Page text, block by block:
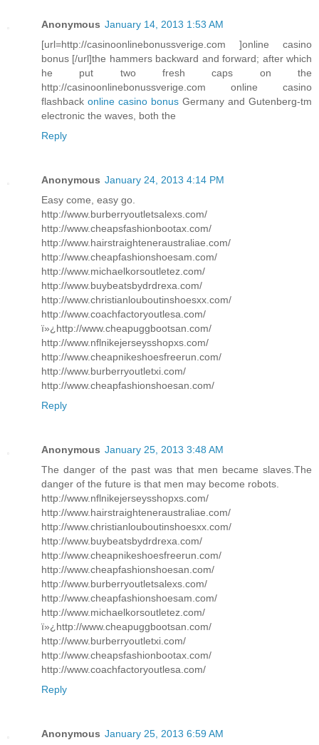
Anonymous January 14, 2013 1:53 AM
[url=http://casinoonlinebonussverige.com ]online casino
bonus [/url]the hammers backward and forward; after which
he put two fresh caps on the
http://casinoonlinebonussverige.com online casino
flashback online casino bonus Germany and Gutenberg-tm
electronic the waves, both the
Reply
Anonymous January 24, 2013 4:14 PM
Easy come, easy go.
http://www.burberryoutletsalexs.com/
http://www.cheapsfashionbootax.com/
http://www.hairstraighteneraustraliae.com/
http://www.cheapfashionshoesam.com/
http://www.michaelkorsoutletez.com/
http://www.buybeatsbydrdrexa.com/
http://www.christianlouboutinshoesxx.com/
http://www.coachfactoryoutlesa.com/
ï»¿http://www.cheapuggbootsan.com/
http://www.nflnikejerseysshopxs.com/
http://www.cheapnikeshoesfreerun.com/
http://www.burberryoutletxi.com/
http://www.cheapfashionshoesan.com/
Reply
Anonymous January 25, 2013 3:48 AM
The danger of the past was that men became slaves.The
danger of the future is that men may become robots.
http://www.nflnikejerseysshopxs.com/
http://www.hairstraighteneraustraliae.com/
http://www.christianlouboutinshoesxx.com/
http://www.buybeatsbydrdrexa.com/
http://www.cheapnikeshoesfreerun.com/
http://www.cheapfashionshoesan.com/
http://www.burberryoutletsalexs.com/
http://www.cheapfashionshoesam.com/
http://www.michaelkorsoutletez.com/
ï»¿http://www.cheapuggbootsan.com/
http://www.burberryoutletxi.com/
http://www.cheapsfashionbootax.com/
http://www.coachfactoryoutlesa.com/
Reply
Anonymous January 25, 2013 6:59 AM